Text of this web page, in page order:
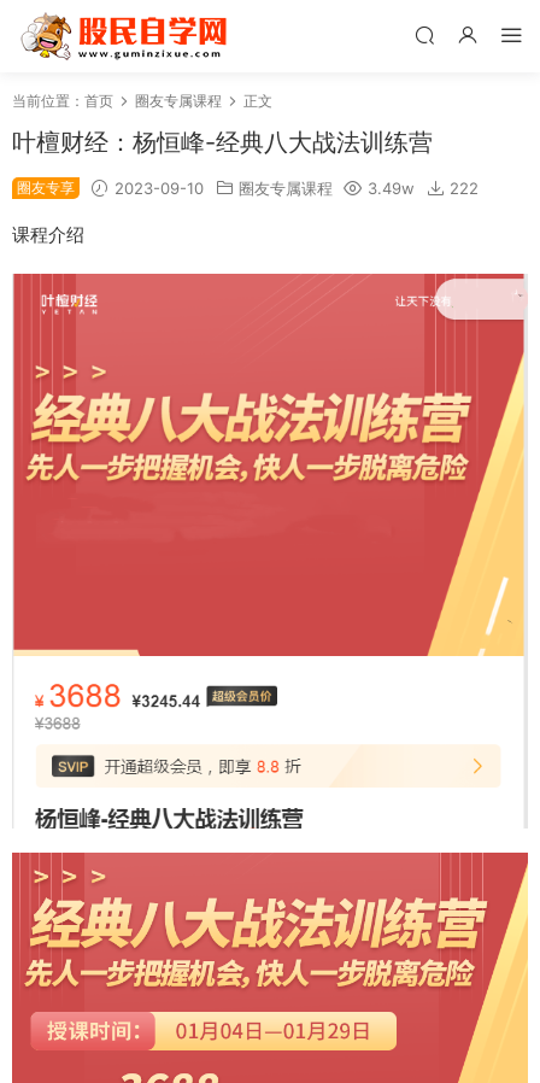
当前位置： 首页 圈友专属课程 正文
叶檀财经：杨恒峰-经典八大战法训练营
圈友专享 2023-09-10 圈友专属课程 3.49w 222
课程介绍